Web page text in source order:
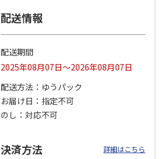
ペット線香 虹のか
ローラルの香り
590円
(送料別・税込)
CIAO 香り立つクラ
配送情報
配送期間
2025年08月07日～2026年08月07日
配送方法
ゆうパック
お届け日
指定不可
のし
対応不可
決済方法 詳細はこちら